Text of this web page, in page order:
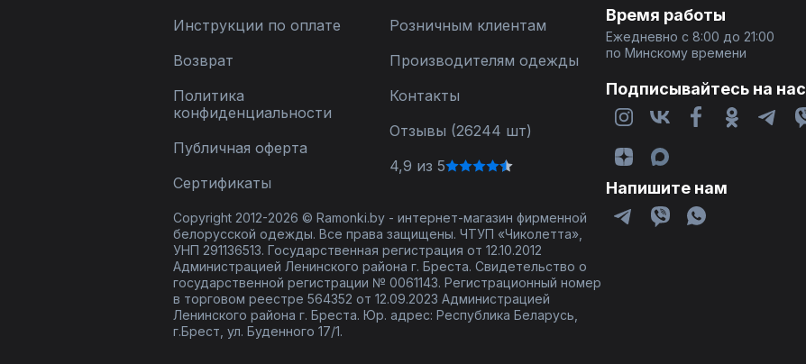
Инструкции по оплате
Возврат
Политика
конфиденциальности
Публичная оферта
Сертификаты
Розничным клиентам
Производителям одежды
Контакты
Отзывы (26244 шт)
4,9 из 5
Время работы
Ежедневно с 8:00 до 21:00
по Минскому времени
Подписывайтесь на нас
Напишите нам
Copyright 2012-2026 © Ramonki.by - интернет-магазин фирменной
белорусской одежды. Все права защищены. ЧТУП «Чиколетта»,
УНП 291136513. Государственная регистрация от 12.10.2012
Администрацией Ленинского района г. Бреста. Свидетельство о
государственной регистрации № 0061143. Регистрационный номер
в торговом реестре 564352 от 12.09.2023 Администрацией
Ленинского района г. Бреста. Юр. адрес: Республика Беларусь,
г.Брест, ул. Буденного 17/1.